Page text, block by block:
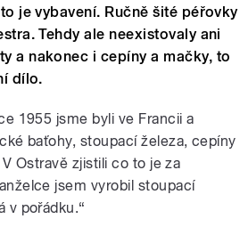
je vybavení. Ručně šité péřovky
Tehdy ale neexistovaly ani
a nakonec i cepíny a mačky, to
dílo.
1955 jsme byli ve Francii a
baťohy, stoupací železa, cepíny
Ostravě zjistili co to je za
jsem vyrobil stoupací
v pořádku.“